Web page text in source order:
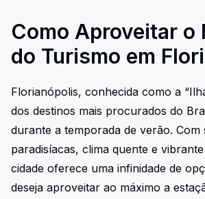
Como Aproveitar o
do Turismo em
Durante o Verão
Florianópolis, conhecida como a
dos destinos mais procurados do
durante a temporada de verão. Com
paradisíacas, clima quente e
cidade oferece uma infinidade de
deseja aproveitar ao máximo a